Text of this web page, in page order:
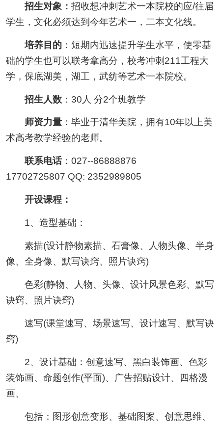
招生对象： 招收想冲刺艺术一本院校的应/往届
学生，文化必须达到今年艺术一，二本文化线。
培养目的：短期内迅速提升学生水平，使零基
础的学生也可以联考拿高分，校考冲刺211工程大
学，保底湖美，湖工，武纺等艺术一本院校。
招生人数：30人 分2个班教学
师资力量：毕业于清华美院，拥有10年以上美
术高考教学经验的老师。
联系电话：027--86888876
17702725807 QQ: 2352989805
开设课程：
1、造型基础：
素描(设计静物素描、石膏像、人物头像、半身
像、全身像、默写诀窍、照片诀窍)
色彩(静物、人物、头像、设计风景色彩、默写
诀窍、照片诀窍)
速写(课堂速写、场景速写、设计速写、默写诀
窍)
2、设计基础：创意速写、黑白装饰画、色彩
装饰画、命题创作(平面)、广告招贴设计、四格漫
画、
包括：图形创意变形、基础图案、创意思维、